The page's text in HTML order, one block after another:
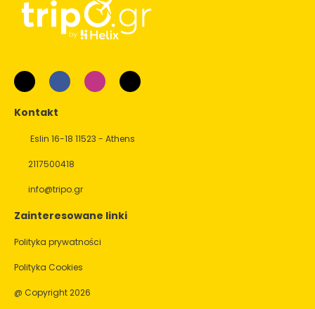
Kontakt
Eslin 16-18 11523 - Athens
2117500418
info@tripo.gr
Zainteresowane linki
Polityka prywatności
Polityka Cookies
@ Copyright 2026